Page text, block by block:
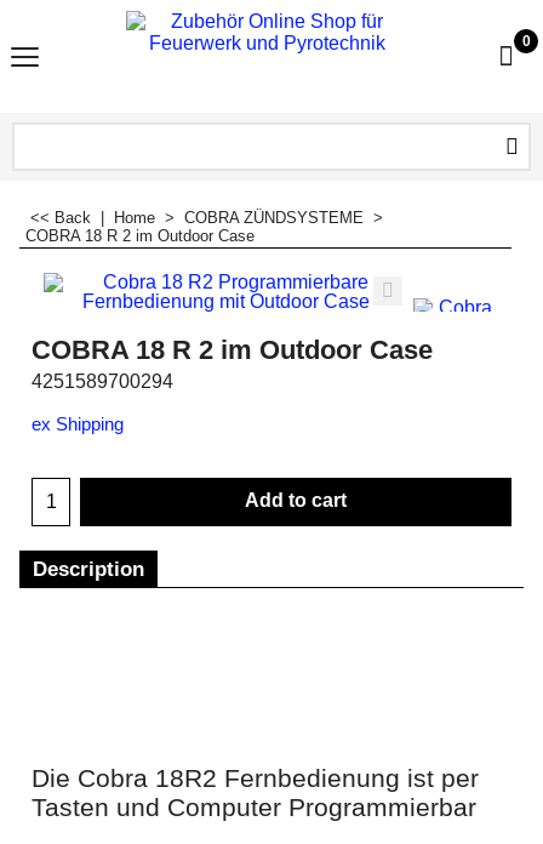
0
<< Back Home > COBRA ZÜNDSYSTEME >
COBRA 18 R 2 im Outdoor Case
COBRA 18 R 2 im Outdoor Case
4251589700294
ex Shipping
Add to cart
Description
Die Cobra 18R2 Fernbedienung ist per
Tasten und Computer Programmierbar